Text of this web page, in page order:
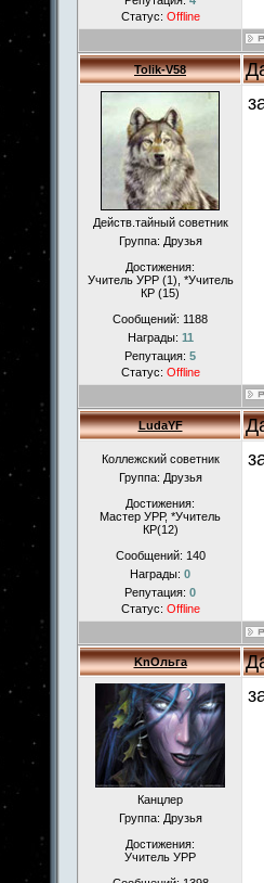
Статус: Offline
Tolik-V58
Действ.тайный советник
Группа: Друзья
Достижения:
Учитель УРР (1), *Учитель
КР (15)
Сообщений: 1188
Награды: 11
Репутация: 5
Статус: Offline
LudaYF
Коллежский советник
Группа: Друзья
Достижения:
Мастер УРР, *Учитель
КР(12)
Сообщений: 140
Награды: 0
Репутация: 0
Статус: Offline
KnОльга
Канцлер
Группа: Друзья
Достижения:
Учитель УРР